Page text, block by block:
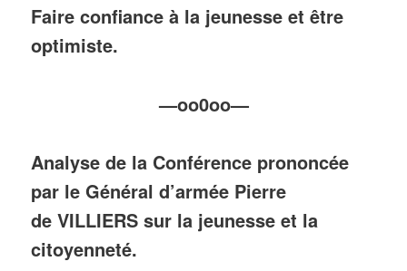
Faire confiance à la jeunesse et être
optimiste.
—oo0oo—
Analyse de la Conférence prononcée
par le Général d’armée Pierre
de VILLIERS sur la jeunesse et la
citoyenneté.